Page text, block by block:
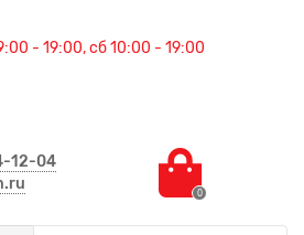
- 19:00, сб 10:00 - 19:00
12-04
0